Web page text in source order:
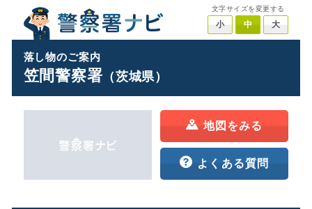
文字サイズを変更する
小 中 大
落し物のご案内
笠間警察署（茨城県）
地図をみる
よくある質問